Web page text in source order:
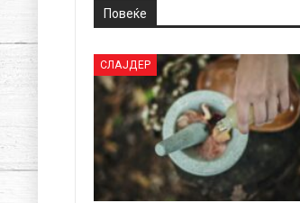
Повеќе
СЛАЈДЕР